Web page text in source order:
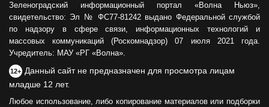
Зеленоградский информационный портал «Волна Ньюз»,
свидетельство: Эл № ФС77-81242 выдано Федеральной службой
по надзору в сфере связи, информационных технологий и
массовых коммуникаций (Роскомнадзор) 07 июля 2021 года.
Учредитель: МАУ «РГ «Волна».
12+ Данный сайт не предназначен для просмотра лицам
младше 12 лет.
Любое использование, либо копирование материалов или подборки